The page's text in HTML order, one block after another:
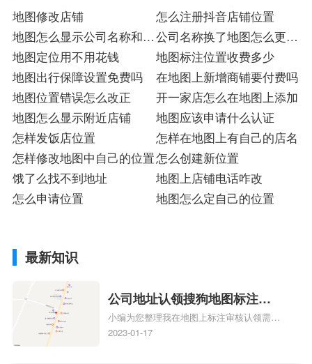
地图修改店铺
怎么注册抖音店铺位置
地图怎么显示公司名称和地
址
公司名称换了地图怎么更改
地址
地图定位用不用花钱
地图标注位置收费多少
地图出行保障设置免费吗
在地图上新增商铺要付费吗
地图位置错误怎么改正
开一家店怎么在地图上添加
地图怎么显示附近店铺
地图应该申请什么认证
怎样发饭店位置
怎样在地图上有自己的店名
怎样修改地图中自己的位置怎么创建新位置
饿了么找不到地址
地图上店铺电话咋改
怎么申请位置
地图怎么定自己的位置
最新知识
公司地址认领搜狗地图标注多
久审核？公司地址认领地图标
注多久审核？
小编为您整理我在地图上标注审核认领需要
多久、我在地图上标注审核认领需要多久
2023-01-17